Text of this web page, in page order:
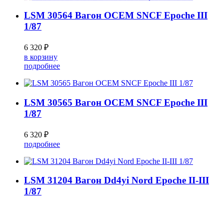
LSM 30564 Вагон OCEM SNCF Epoche III
1/87
6 320 ₽
в корзину
подробнее
LSM 30565 Вагон OCEM SNCF Epoche III
1/87
6 320 ₽
подробнее
LSM 31204 Вагон Dd4yi Nord Epoche II-III
1/87